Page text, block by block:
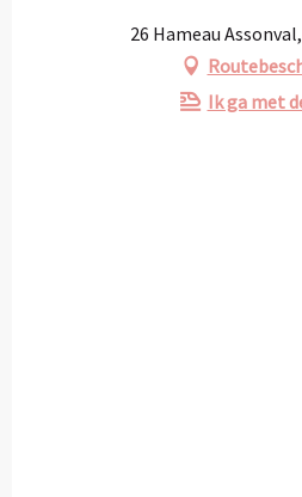
26 Hameau
Ik ga met